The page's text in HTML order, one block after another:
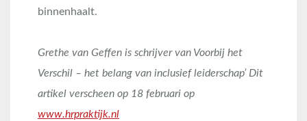
binnenhaalt.
Grethe van Geffen is schrijver van Voorbij het
Verschil – het belang van inclusief leiderschap’ Dit
artikel verscheen op 18 februari op
www.hrpraktijk.nl